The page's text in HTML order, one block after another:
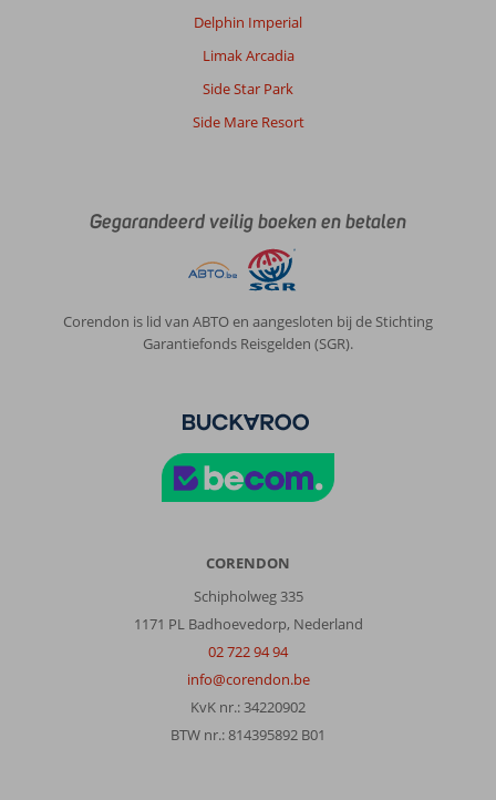
Delphin Imperial
Limak Arcadia
Side Star Park
Side Mare Resort
Gegarandeerd veilig boeken en betalen
Corendon is lid van ABTO en aangesloten bij de Stichting
Garantiefonds Reisgelden (SGR).
CORENDON
Schipholweg 335
1171 PL Badhoevedorp, Nederland
02 722 94 94
info@corendon.be
KvK nr.: 34220902
BTW nr.: 814395892 B01